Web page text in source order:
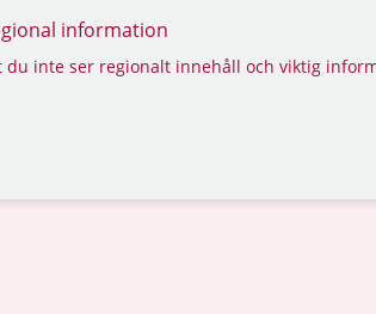
information
du inte ser regionalt innehåll och viktig